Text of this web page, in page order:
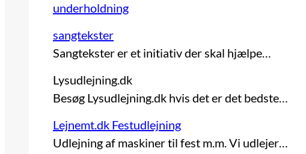
underholdning
sangtekster
Sangtekster er et initiativ der skal hjælpe…
Lysudlejning.dk
Besøg Lysudlejning.dk hvis det er det bedste…
Lejnemt.dk Festudlejning
Udlejning af maskiner til fest m.m. Vi udlejer…